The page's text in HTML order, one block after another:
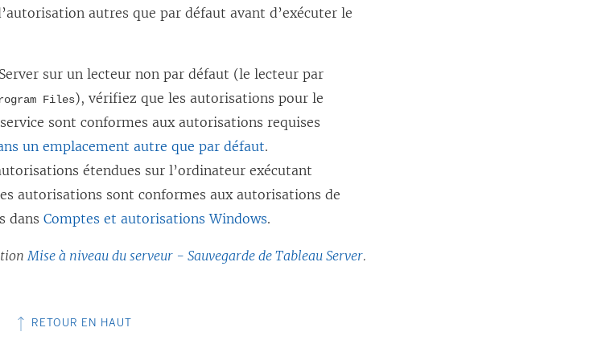
autres que par défaut avant d’exécuter le
sur un lecteur non par défaut (le lecteur par
Files), vérifiez que les autorisations pour le
sont conformes aux autorisations requises
un emplacement autre que par défaut.
étendues sur l’ordinateur exécutant
autorisations sont conformes aux autorisations de
dansComptes et autorisations Windows.
Mise à niveau du serveur - Sauvegarde de Tableau Server.
RETOUR EN HAUT